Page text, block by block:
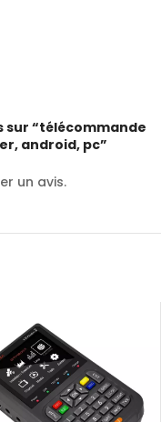
sur “télécommande
android, pc”
un avis.